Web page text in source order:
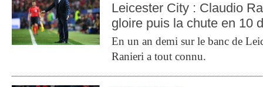
Leicester City : Claudio
gloire puis la chute en 10
En un an demi sur le banc de
Ranieri a tout connu.